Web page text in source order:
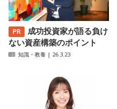
成功投資家が語る負け
ない資産構築のポイント
知識・教養 | 26.3.23